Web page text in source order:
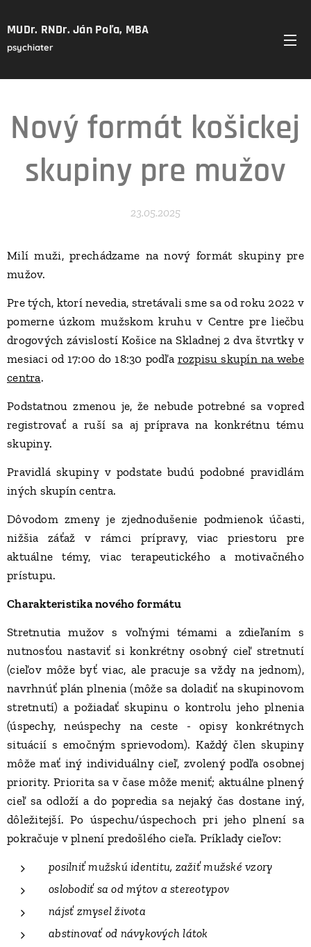
MUDr. RNDr. Ján Poľa, MBA
psychiater
Nový formát košickej
skupiny pre mužov
23.05.2025
Milí muži, prechádzame na nový formát skupiny pre
mužov.
Pre tých, ktorí nevedia, stretávali sme sa od roku 2022 v
pomerne úzkom mužskom kruhu v Centre pre liečbu
drogových závislostí Košice na Skladnej 2 dva štvrtky v
mesiaci od 17:00 do 18:30 podľa rozpisu skupín na webe
centra.
Podstatnou zmenou je, že nebude potrebné sa vopred
registrovať a ruší sa aj príprava na konkrétnu tému
skupiny.
Pravidlá skupiny v podstate budú podobné pravidlám
iných skupín centra.
Dôvodom zmeny je zjednodušenie podmienok účasti,
nižšia záťaž v rámci prípravy, viac priestoru pre
aktuálne témy, viac terapeutického a motivačného
prístupu.
Charakteristika nového formátu
Stretnutia mužov s voľnými témami a zdieľaním s
nutnosťou nastaviť si konkrétny osobný cieľ stretnutí
(cieľov môže byť viac, ale pracuje sa vždy na jednom),
navrhnúť plán plnenia (môže sa doladiť na skupinovom
stretnutí) a požiadať skupinu o kontrolu jeho plnenia
(úspechy, neúspechy na ceste - opisy konkrétnych
situácií s emočným sprievodom). Každý člen skupiny
môže mať iný individuálny cieľ, zvolený podľa osobnej
priority. Priorita sa v čase môže meniť; aktuálne plnený
cieľ sa odloží a do popredia sa nejaký čas dostane iný,
dôležitejší. Po úspechu/úspechoch pri jeho plnení sa
pokračuje v plnení predošlého cieľa. Príklady cieľov:
posilniť mužskú identitu, zažiť mužské vzory
oslobodiť sa od mýtov a stereotypov
nájsť zmysel života
abstinovať od návykových látok